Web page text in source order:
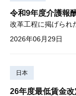
令和9年度介護報
改革工程に掲げられ
2026年06月29日
日本
26年度最低賃金